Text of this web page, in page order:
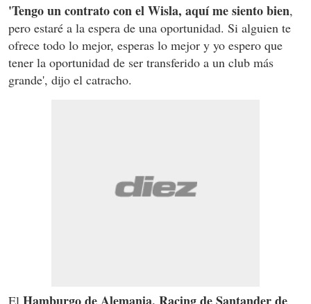
'Tengo un contrato con el Wisla, aquí me siento bien,
pero estaré a la espera de una oportunidad. Si alguien te
ofrece todo lo mejor, esperas lo mejor y yo espero que
tener la oportunidad de ser transferido a un club más
grande', dijo el catracho.
El